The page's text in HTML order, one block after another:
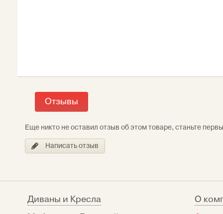
Отзывы
Еще никто не оставил отзыв об этом товаре, станьте
Написать отзыв
Диваны и Кресла
О